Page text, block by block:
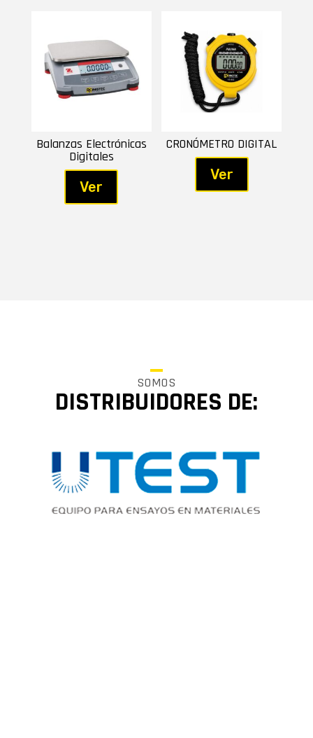
Balanzas Electrónicas
Digitales
Ver
CRONÓMETRO DIGITAL
Ver
SOMOS
DISTRIBUIDORES DE: